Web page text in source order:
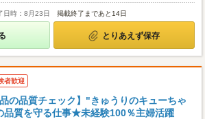
日時：8月23日 掲載終了まであと14日
とりあえず保存
者歓迎
品の品質チェック】"きゅうりのキューちゃ
品質を守る仕事★未経験100％主婦活躍